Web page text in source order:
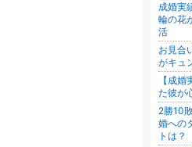
成婚実
輪の花
活
お見合
がキュ
【成
た彼が
2勝10
婚への
トは？